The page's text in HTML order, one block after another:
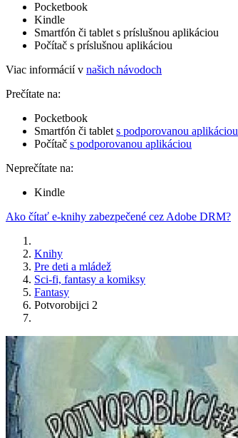
Pocketbook
Kindle
Smartfón či tablet s príslušnou aplikáciou
Počítač s príslušnou aplikáciou
Viac informácií v našich návodoch
Prečítate na:
Pocketbook
Smartfón či tablet s podporovanou aplikáciou
Počítač s podporovanou aplikáciou
Neprečítate na:
Kindle
Ako čítať e-knihy zabezpečené cez Adobe DRM?
Knihy
Pre deti a mládež
Sci-fi, fantasy a komiksy
Fantasy
Potvorobijci 2